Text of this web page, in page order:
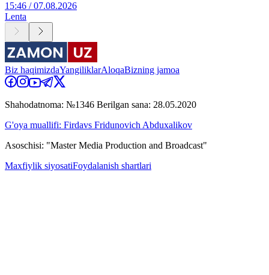
15:46 / 07.08.2026
Lenta
Biz haqimizdaYangiliklarAloqaBizning jamoa
Shahodatnoma: №1346 Berilgan sana: 28.05.2020
G'oya muallifi: Firdavs Fridunovich Abduxalikov
Asoschisi: "Master Media Production and Broadcast"
Maxfiylik siyosatiFoydalanish shartlari